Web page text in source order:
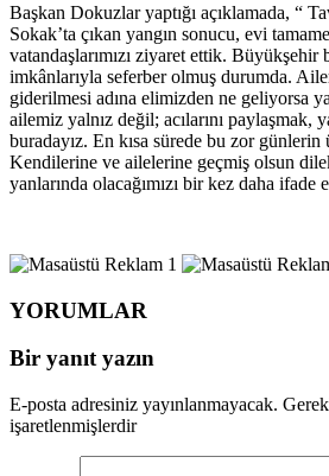
Başkan Dokuzlar yaptığı açıklamada, “
Sokak’ta çıkan yangın sonucu, evi
vatandaşlarımızı ziyaret ettik.
imkânlarıyla seferber olmuş durumda.
giderilmesi adına elimizden ne geliyorsa
ailemiz yalnız değil; acılarını paylaşmak,
buradayız. En kısa sürede bu zor günlerin
Kendilerine ve ailelerine geçmiş olsun
yanlarında olacağımızı bir kez daha ifade
YORUMLAR
Bir yanıt yazın
E-posta adresiniz yayınlanmayacak.
işaretlenmişlerdir